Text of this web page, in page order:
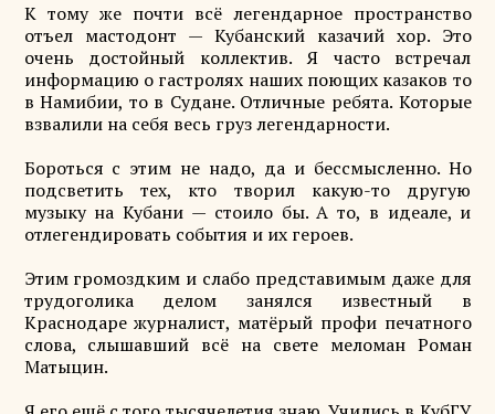
К тому же почти всё легендарное пространство
отъел мастодонт — Кубанский казачий хор. Это
очень достойный коллектив. Я часто встречал
информацию о гастролях наших поющих казаков то
в Намибии, то в Судане. Отличные ребята. Которые
взвалили на себя весь груз легендарности.
Бороться с этим не надо, да и бессмысленно. Но
подсветить тех, кто творил какую-то другую
музыку на Кубани — стоило бы. А то, в идеале, и
отлегендировать события и их героев.
Этим громоздким и слабо представимым даже для
трудоголика делом занялся известный в
Краснодаре журналист, матёрый профи печатного
слова, слышавший всё на свете меломан Роман
Матыцин.